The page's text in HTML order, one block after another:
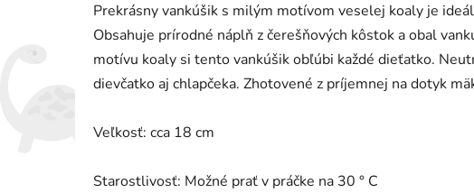
Prekrásny vankúšik s milým motívom veselej koaly je
Obsahuje prírodné náplň z čerešňových kôstok a obal
motívu koaly si tento vankúšik obľúbi každé dieťatko.
dievčatko aj chlapčeka. Zhotovené z príjemnej na dotyk
Veľkosť: cca 18 cm
Starostlivosť: Možné prať v práčke na 30 ° C